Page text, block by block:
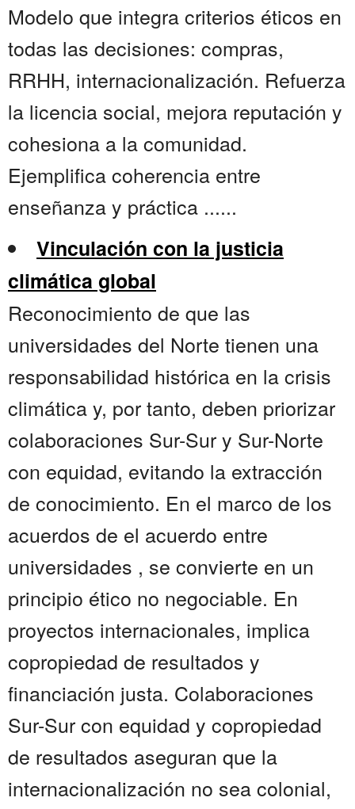
Modelo que integra criterios éticos en
todas las decisiones: compras,
RRHH, internacionalización. Refuerza
la licencia social, mejora reputación y
cohesiona a la comunidad.
Ejemplifica coherencia entre
enseñanza y práctica ......
Vinculación con la justicia
climática global
Reconocimiento de que las
universidades del Norte tienen una
responsabilidad histórica en la crisis
climática y, por tanto, deben priorizar
colaboraciones Sur-Sur y Sur-Norte
con equidad, evitando la extracción
de conocimiento. En el marco de los
acuerdos de el acuerdo entre
universidades , se convierte en un
principio ético no negociable. En
proyectos internacionales, implica
copropiedad de resultados y
financiación justa. Colaboraciones
Sur-Sur con equidad y copropiedad
de resultados aseguran que la
internacionalización no sea colonial,